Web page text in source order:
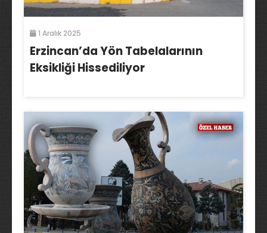
1 Aralık 2025
Erzincan’da Yön Tabelalarının
Eksikliği Hissediliyor